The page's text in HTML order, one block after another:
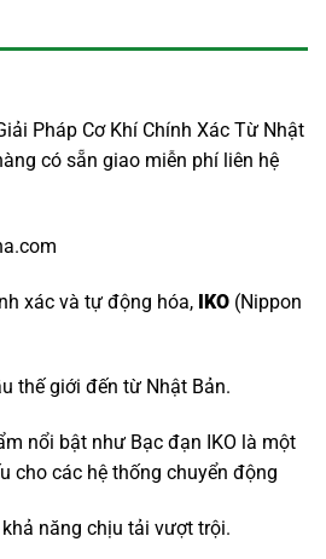
Pháp Cơ Khí Chính Xác Từ Nhật
có sẵn giao miễn phí liên hệ
xác và tự động hóa, IKO (Nippon
thế giới đến từ Nhật Bản.
nổi bật như Bạc đạn IKO là một
cho các hệ thống chuyển động
năng chịu tải vượt trội.